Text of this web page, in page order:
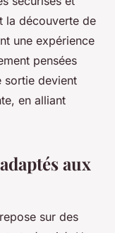
la découverte de
une expérience
pensées
sortie devient
en alliant
aux
repose sur des